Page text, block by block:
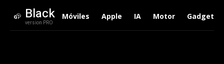
Black
version PRO
Móviles Apple IA Motor Gadgets